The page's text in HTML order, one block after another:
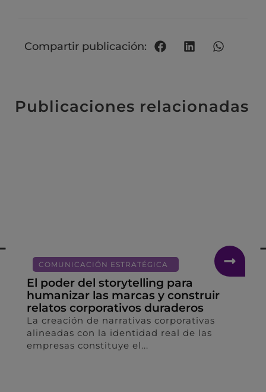
Compartir publicación:
Publicaciones relacionadas
COMUNICACIÓN ESTRATÉGICA
La evolución de la consultoría
estratégica, de la gestión de medios
a la inteligencia de reputación
El valor diferencial de las agencias de
comunicación contemporáneas radica en
su capacidad para transformar...